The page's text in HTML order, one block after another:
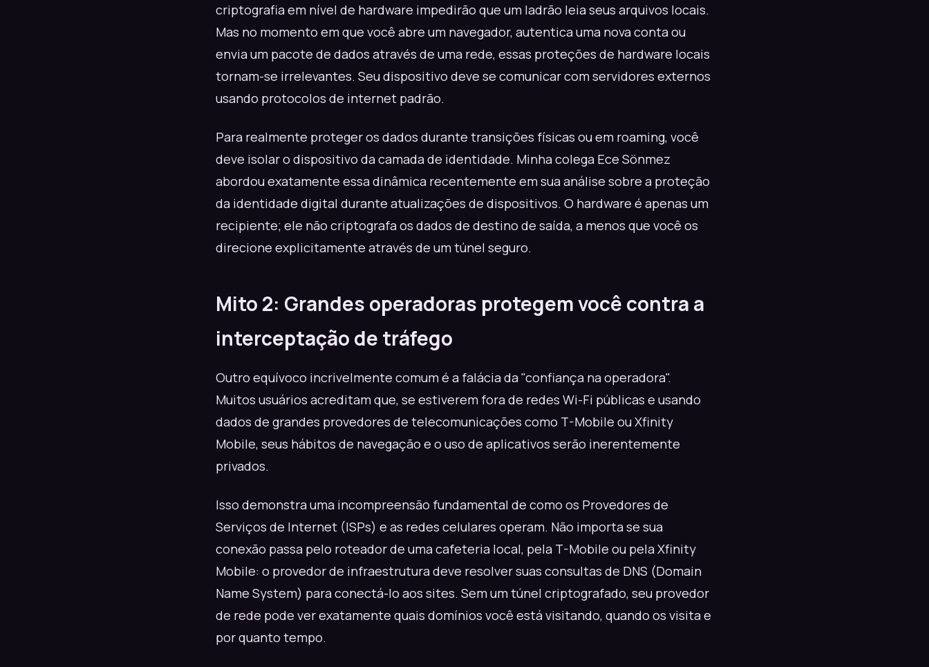
criptografia em nível de hardware impedirão que um ladrão leia seus arquivos locais.
Mas no momento em que você abre um navegador, autentica uma nova conta ou
envia um pacote de dados através de uma rede, essas proteções de hardware locais
tornam-se irrelevantes. Seu dispositivo deve se comunicar com servidores externos
usando protocolos de internet padrão.
Para realmente proteger os dados durante transições físicas ou em roaming, você
deve isolar o dispositivo da camada de identidade. Minha colega Ece Sönmez
abordou exatamente essa dinâmica recentemente em sua análise sobre a proteção
da identidade digital durante atualizações de dispositivos. O hardware é apenas um
recipiente; ele não criptografa os dados de destino de saída, a menos que você os
direcione explicitamente através de um túnel seguro.
Mito 2: Grandes operadoras protegem você contra a
interceptação de tráfego
Outro equívoco incrivelmente comum é a falácia da "confiança na operadora".
Muitos usuários acreditam que, se estiverem fora de redes Wi-Fi públicas e usando
dados de grandes provedores de telecomunicações como T-Mobile ou Xfinity
Mobile, seus hábitos de navegação e o uso de aplicativos serão inerentemente
privados.
Isso demonstra uma incompreensão fundamental de como os Provedores de
Serviços de Internet (ISPs) e as redes celulares operam. Não importa se sua
conexão passa pelo roteador de uma cafeteria local, pela T-Mobile ou pela Xfinity
Mobile: o provedor de infraestrutura deve resolver suas consultas de DNS (Domain
Name System) para conectá-lo aos sites. Sem um túnel criptografado, seu provedor
de rede pode ver exatamente quais domínios você está visitando, quando os visita e
por quanto tempo.